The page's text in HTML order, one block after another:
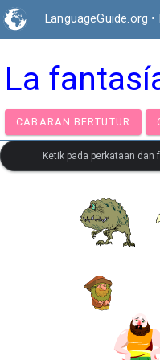
LanguageGuide.org •
La
CABARAN BERTUTUR
Ketik pada perkataan